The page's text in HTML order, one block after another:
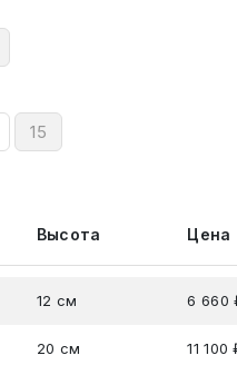
15
Высота Цена
12 см 6 660
20 см 11 100